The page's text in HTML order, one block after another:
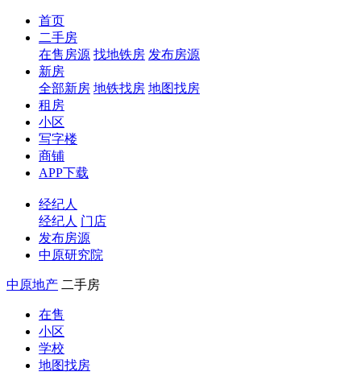
首页
二手房
在售房源 找地铁房 发布房源
新房
全部新房 地铁找房 地图找房
租房
小区
写字楼
商铺
APP下载
经纪人
经纪人 门店
发布房源
中原研究院
中原地产 二手房
在售
小区
学校
地图找房